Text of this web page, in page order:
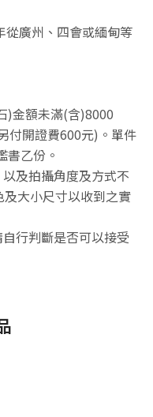
從廣州、四會或緬甸等
)金額未滿(含)8000
付開證費600元)。單件
書乙份。
及拍攝角度及方式不
大小尺寸以收到之實
行判斷是否可以接受